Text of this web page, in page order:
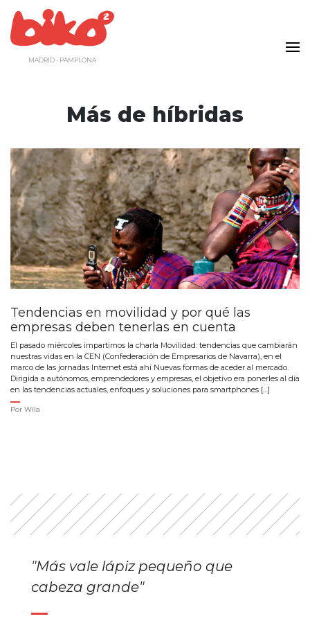
contenido
MADRID - PAMPLONA
Más de híbridas
Tendencias en movilidad y por qué las
empresas deben tenerlas en cuenta
El pasado miércoles impartimos la charla Movilidad: tendencias que cambiarán
nuestras vidas en la CEN (Confederación de Empresarios de Navarra), en el
marco de las jornadas Internet está ahí Nuevas formas de aceder al mercado.
Dirigida a autónomos, emprendedores y empresas, el objetivo era ponerles al día
en las tendencias actuales, enfoques y soluciones para smartphones […]
Por Wila
"Más vale lápiz pequeño que
cabeza grande"